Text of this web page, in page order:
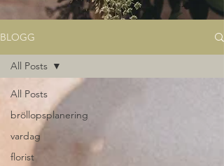
BLOGG
All Posts
bröllopsplanering
vardag
florist
All Posts